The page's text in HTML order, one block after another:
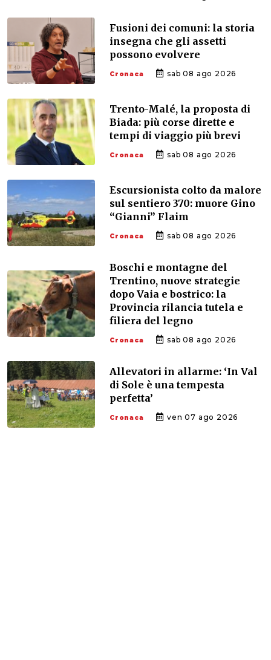
Fusioni dei comuni: la storia
insegna che gli assetti
possono evolvere
Cronaca sab 08 ago 2026
Trento-Malé, la proposta di
Biada: più corse dirette e
tempi di viaggio più brevi
Cronaca sab 08 ago 2026
Escursionista colto da malore
sul sentiero 370: muore Gino
“Gianni” Flaim
Cronaca sab 08 ago 2026
Boschi e montagne del
Trentino, nuove strategie
dopo Vaia e bostrico: la
Provincia rilancia tutela e
filiera del legno
Cronaca sab 08 ago 2026
Allevatori in allarme: ‘In Val
di Sole è una tempesta
perfetta’
Cronaca ven 07 ago 2026